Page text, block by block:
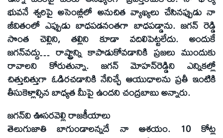
భువనే శ్వరిపై అసెంబ్లీలో అనుచిత వ్యాఖ్యలు చేసినప్పుడు నా
జీవితంలో ఎప్పుడు బాధపడనంతగా బాధపడ్డాను. జగన్‌ రెడ్డి
సొంత చెల్లిని, తల్లిని కూడా వదిలిపెట్టలేదు. అందుకే
జగన్‌వద్దు… రాష్ట్రాన్ని కాపాడుకోవడానికి ప్రజలు ముందుకు
రావాలని కోరుతున్నా. జగన్‌ మోహన్‌రెడ్డిని ఎన్నికల్లో
చిత్తుచిత్తుగా ఓడిరచడానికి నేనిచ్చే ఆయుధాలను ప్రతీ ఇంటికి
తీసుకెళ్లాల్సిన బాధ్యత మీపై ఉందని చంద్రబాబు అన్నారు.
జగన్‌వి ఊసరవెల్లి రాజకీయాలు
తెలుగుజాతి బాగుండాలన్నదే నా ఆశయం. 10 కోట్ల